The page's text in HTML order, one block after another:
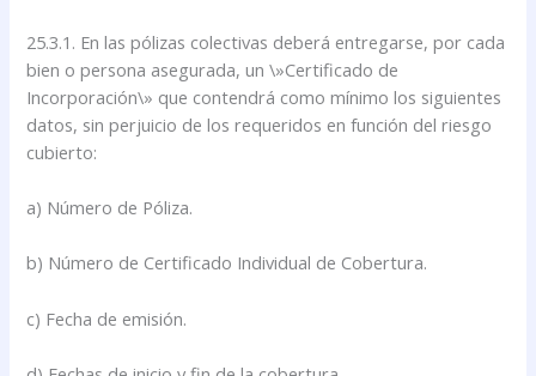
25.3.1. En las pólizas colectivas deberá entregarse, por cada
bien o persona asegurada, un \»Certificado de
Incorporación\» que contendrá como mínimo los siguientes
datos, sin perjuicio de los requeridos en función del riesgo
cubierto:
a) Número de Póliza.
b) Número de Certificado Individual de Cobertura.
c) Fecha de emisión.